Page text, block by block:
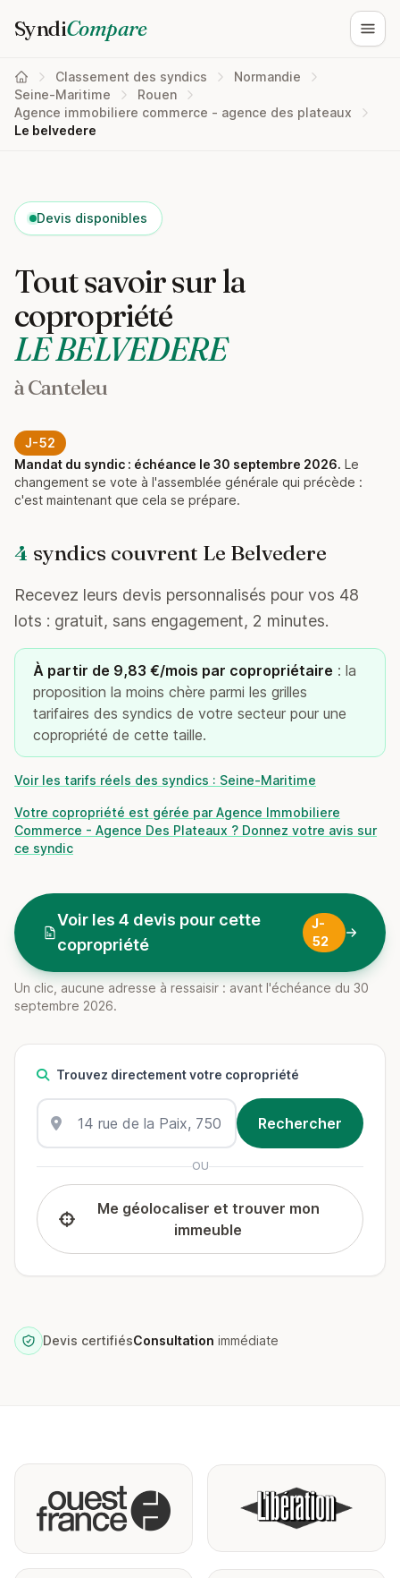
SyndiCompare
Classement des syndics
Normandie
Seine-Maritime
Rouen
Agence immobiliere commerce - agence des plateaux
Le belvedere
Devis disponibles
Tout savoir sur la
copropriété
LE BELVEDERE
à Canteleu
J-52
Mandat du syndic : échéance le 30 septembre 2026. Le
changement se vote à l'assemblée générale qui précède :
c'est maintenant que cela se prépare.
4 syndics couvrent Le Belvedere
Recevez leurs devis personnalisés pour vos 48
lots : gratuit, sans engagement, 2 minutes.
À partir de 9,83 €/mois par copropriétaire : la
proposition la moins chère parmi les grilles
tarifaires des syndics de votre secteur pour une
copropriété de cette taille.
Voir les tarifs réels des syndics : Seine-Maritime
Votre copropriété est gérée par Agence Immobiliere
Commerce - Agence Des Plateaux ? Donnez votre avis sur
ce syndic
Voir les 4 devis pour cette
copropriété
J-
52
Un clic, aucune adresse à ressaisir : avant l'échéance du 30
septembre 2026.
Trouvez directement votre copropriété
OU
Me géolocaliser et trouver mon
immeuble
Devis certifiésConsultation immédiate